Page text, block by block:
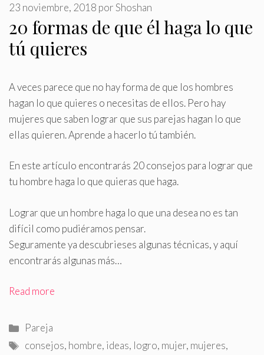
20 formas de que él haga lo que
tú quieres
23 noviembre, 2018 porShoshan
A veces parece que no hay forma de que los hombres
hagan lo que quieres o necesitas de ellos. Pero hay
mujeres que saben lograr que sus parejas hagan lo que
ellas quieren. Aprende a hacerlo tú también.
En este artículo encontrarás 20 consejos para lograr que
tu hombre haga lo que quieras que haga.
Lograr que un hombre haga lo que una desea no es tan
difícil como pudiéramos pensar.
Seguramente ya descubrieses algunas técnicas, y aquí
encontrarás algunas más…
Read more
Categorías
Pareja
Etiquetas
consejos, hombre, ideas, logro, mujer, mujeres,